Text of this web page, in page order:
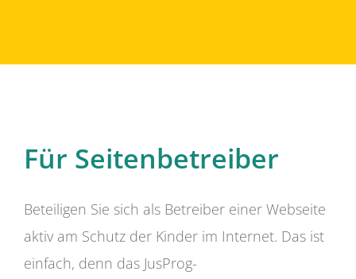
Für Seitenbetreiber
Beteiligen Sie sich als Betreiber einer Webseite
aktiv am Schutz der Kinder im Internet. Das ist
einfach, denn das JusProg-